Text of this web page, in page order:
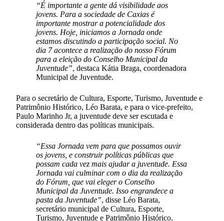
“É importante a gente dá visibilidade aos
jovens. Para a sociedade de Caxias é
importante mostrar a potencialidade dos
jovens. Hoje, iniciamos a Jornada onde
estamos discutindo a participação social. No
dia 7 acontece a realização do nosso Fórum
para a eleição do Conselho Municipal da
Juventude”, destaca Kátia Braga, coordenadora
Municipal de Juventude.
Para o secretário de Cultura, Esporte, Turismo, Juventude e
Patrimônio Histórico, Léo Barata, e para o vice-prefeito,
Paulo Marinho Jr, a juventude deve ser escutada e
considerada dentro das políticas municipais.
“Essa Jornada vem para que possamos ouvir
os jovens, e construir políticas públicas que
possam cada vez mais ajudar a juventude. Essa
Jornada vai culminar com o dia da realização
do Fórum, que vai eleger o Conselho
Municipal da Juventude. Isso engrandece a
pasta da Juventude”, disse Léo Barata,
secretário municipal de Cultura, Esporte,
Turismo, Juventude e Patrimônio Histórico.